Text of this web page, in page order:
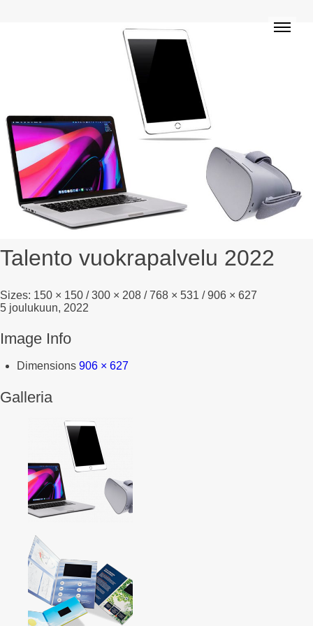
Talento vuokrapalvelu 2022
Sizes: 150 × 150 / 300 × 208 / 768 × 531 / 906 × 627
5 joulukuun, 2022
Image Info
Dimensions 906 × 627
Galleria